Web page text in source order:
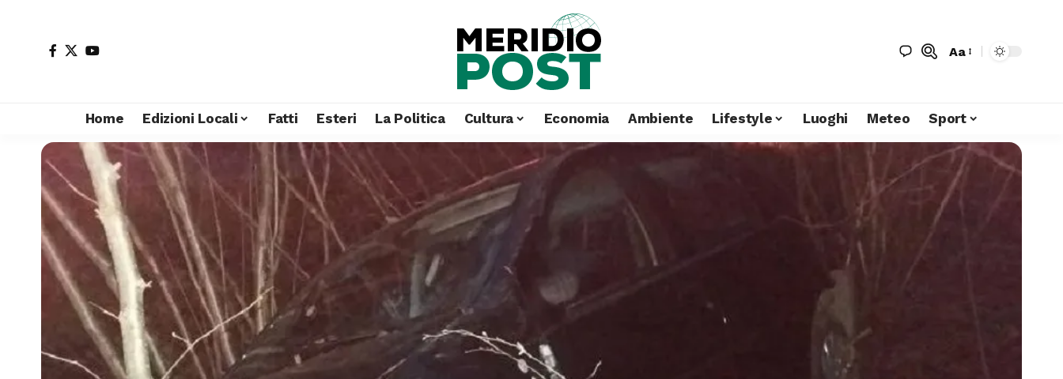
Aa
Home Edizioni Locali Fatti Esteri La Politica Cultura Economia Ambiente Lifestyle Luoghi Meteo Sport